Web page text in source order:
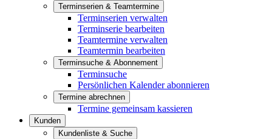
Terminserien & Teamtermine
Terminserien verwalten
Terminserie bearbeiten
Teamtermine verwalten
Teamtermin bearbeiten
Terminsuche & Abonnement
Terminsuche
Persönlichen Kalender abonnieren
Termine abrechnen
Termine gemeinsam kassieren
Kunden
Kundenliste & Suche